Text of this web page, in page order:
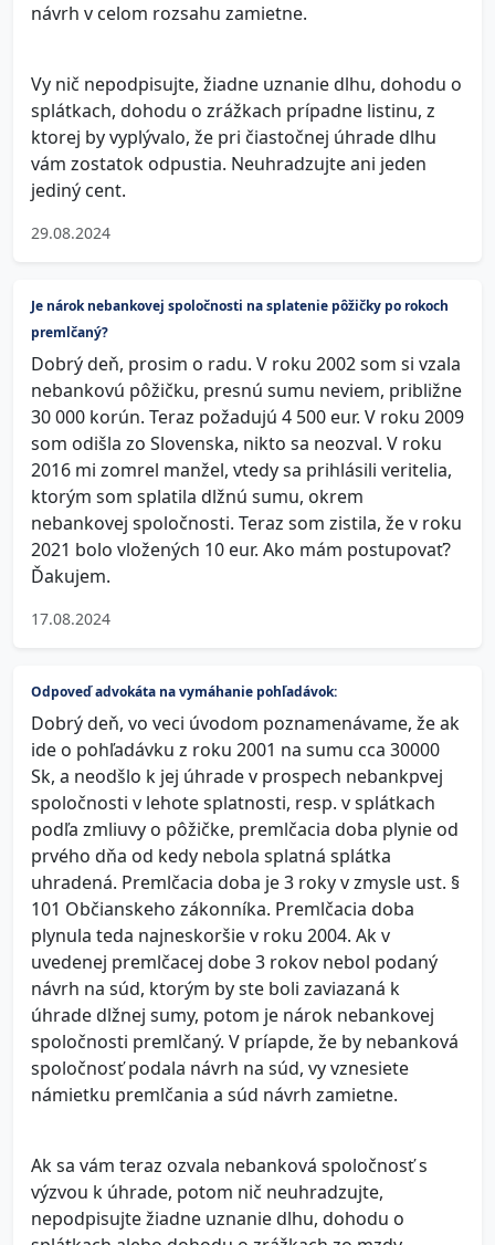
návrh v celom rozsahu zamietne.
Vy nič nepodpisujte, žiadne uznanie dlhu, dohodu o
splátkach, dohodu o zrážkach prípadne listinu, z
ktorej by vyplývalo, že pri čiastočnej úhrade dlhu
vám zostatok odpustia. Neuhradzujte ani jeden
jediný cent.
29.08.2024
Je nárok nebankovej spoločnosti na splatenie pôžičky po rokoch
premlčaný?
Dobrý deň, prosim o radu. V roku 2002 som si vzala
nebankovú pôžičku, presnú sumu neviem, približne
30 000 korún. Teraz požadujú 4 500 eur. V roku 2009
som odišla zo Slovenska, nikto sa neozval. V roku
2016 mi zomrel manžel, vtedy sa prihlásili veritelia,
ktorým som splatila dlžnú sumu, okrem
nebankovej spoločnosti. Teraz som zistila, že v roku
2021 bolo vložených 10 eur. Ako mám postupovať?
Ďakujem.
17.08.2024
Odpoveď advokáta na vymáhanie pohľadávok:
Dobrý deň, vo veci úvodom poznamenávame, že ak
ide o pohľadávku z roku 2001 na sumu cca 30000
Sk, a neodšlo k jej úhrade v prospech nebankpvej
spoločnosti v lehote splatnosti, resp. v splátkach
podľa zmliuvy o pôžičke, premlčacia doba plynie od
prvého dňa od kedy nebola splatná splátka
uhradená. Premlčacia doba je 3 roky v zmysle ust. §
101 Občianskeho zákonníka. Premlčacia doba
plynula teda najneskoršie v roku 2004. Ak v
uvedenej premlčacej dobe 3 rokov nebol podaný
návrh na súd, ktorým by ste boli zaviazaná k
úhrade dlžnej sumy, potom je nárok nebankovej
spoločnosti premlčaný. V príapde, že by nebanková
spoločnosť podala návrh na súd, vy vznesiete
námietku premlčania a súd návrh zamietne.
Ak sa vám teraz ozvala nebanková spoločnosť s
výzvou k úhrade, potom nič neuhradzujte,
nepodpisujte žiadne uznanie dlhu, dohodu o